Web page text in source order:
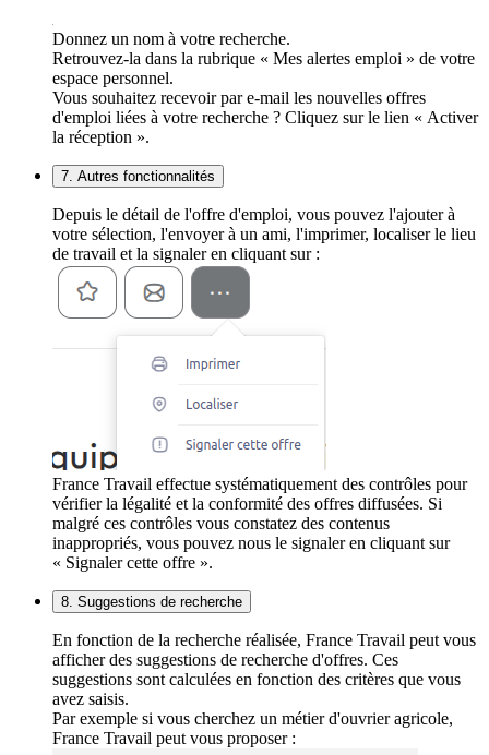
Donnez un nom à votre recherche.
Retrouvez-la dans la rubrique « Mes alertes emploi » de votre
espace personnel.
Vous souhaitez recevoir par e-mail les nouvelles offres
d'emploi liées à votre recherche ? Cliquez sur le lien « Activer
la réception ».
7. Autres fonctionnalités
Depuis le détail de l'offre d'emploi, vous pouvez l'ajouter à
votre sélection, l'envoyer à un ami, l'imprimer, localiser le lieu
de travail et la signaler en cliquant sur :
France Travail effectue systématiquement des contrôles pour
vérifier la légalité et la conformité des offres diffusées. Si
malgré ces contrôles vous constatez des contenus
inappropriés, vous pouvez nous le signaler en cliquant sur
« Signaler cette offre ».
8. Suggestions de recherche
En fonction de la recherche réalisée, France Travail peut vous
afficher des suggestions de recherche d'offres. Ces
suggestions sont calculées en fonction des critères que vous
avez saisis.
Par exemple si vous cherchez un métier d'ouvrier agricole,
France Travail peut vous proposer :